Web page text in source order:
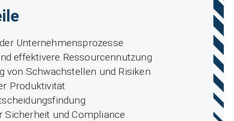
Unternehmensprozesse
effektivere Ressourcennutzung
von Schwachstellen und Risiken
Produktivität
Sicherheit und Compliance